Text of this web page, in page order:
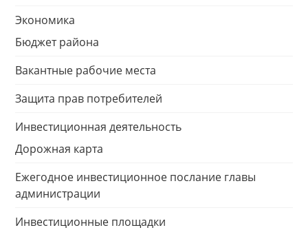
Экономика
Бюджет района
Вакантные рабочие места
Защита прав потребителей
Инвестиционная деятельность
Дорожная карта
Ежегодное инвестиционное послание главы
администрации
Инвестиционные площадки